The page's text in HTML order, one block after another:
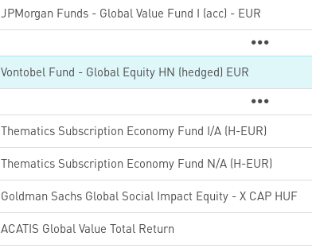
JPMorgan Funds - Global Value Fund I (acc) - EUR
Vontobel Fund - Global Equity HN (hedged) EUR
Thematics Subscription Economy Fund I/A (H-EUR)
Thematics Subscription Economy Fund N/A (H-EUR)
Goldman Sachs Global Social Impact Equity - X CAP HUF
ACATIS Global Value Total Return